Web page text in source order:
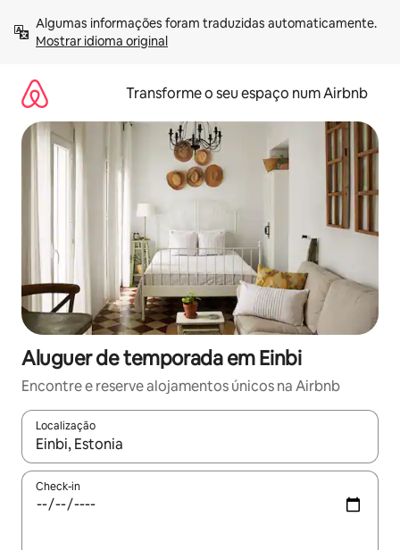
para
Mostrar idioma original
Transforme o seu espaço num Airbnb
Aluguer de temporada em Einbi
Encontre e reserve alojamentos únicos na Airbnb
Localização
Quando os resultados estiverem disponíveis, navegue com
Check-in